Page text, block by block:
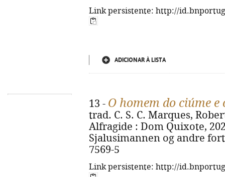
Link persistente: http://
ADICIONAR À LISTA
13 - O homem do ciúme
trad. C. S. C. Marques,
Alfragide : Dom Quixote,
Sjalusimannen og andre
7569-5
Link persistente: http://